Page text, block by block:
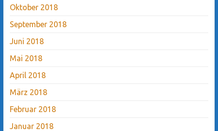
Oktober 2018
September 2018
Juni 2018
Mai 2018
April 2018
März 2018
Februar 2018
Januar 2018